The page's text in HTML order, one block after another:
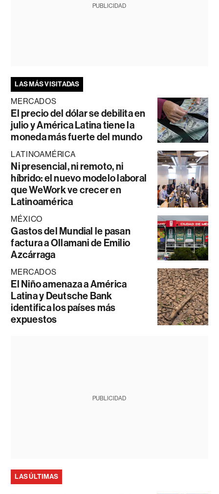
PUBLICIDAD
LAS MÁS VISITADAS
MERCADOS
El precio del dólar se debilita en
julio y América Latina tiene la
moneda más fuerte del mundo
LATINOAMÉRICA
Ni presencial, ni remoto, ni
híbrido: el nuevo modelo laboral
que WeWork ve crecer en
Latinoamérica
MÉXICO
Gastos del Mundial le pasan
factura a Ollamani de Emilio
Azcárraga
MERCADOS
El Niño amenaza a América
Latina y Deutsche Bank
identifica los países más
expuestos
PUBLICIDAD
LAS ÚLTIMAS